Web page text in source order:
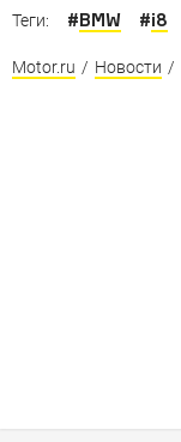
Теги: #BMW #i8
Motor.ru / Новости /